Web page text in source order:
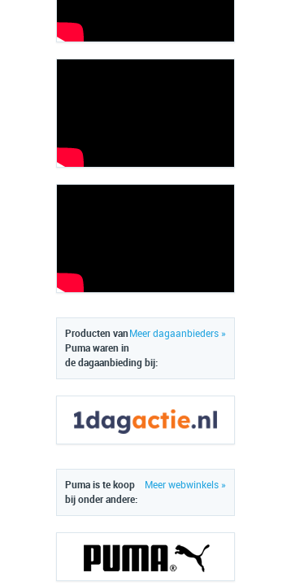
Meer dagaanbieders »
Producten van
Puma waren in
de dagaanbieding bij:
Meer webwinkels »
Puma is te koop
bij onder andere: